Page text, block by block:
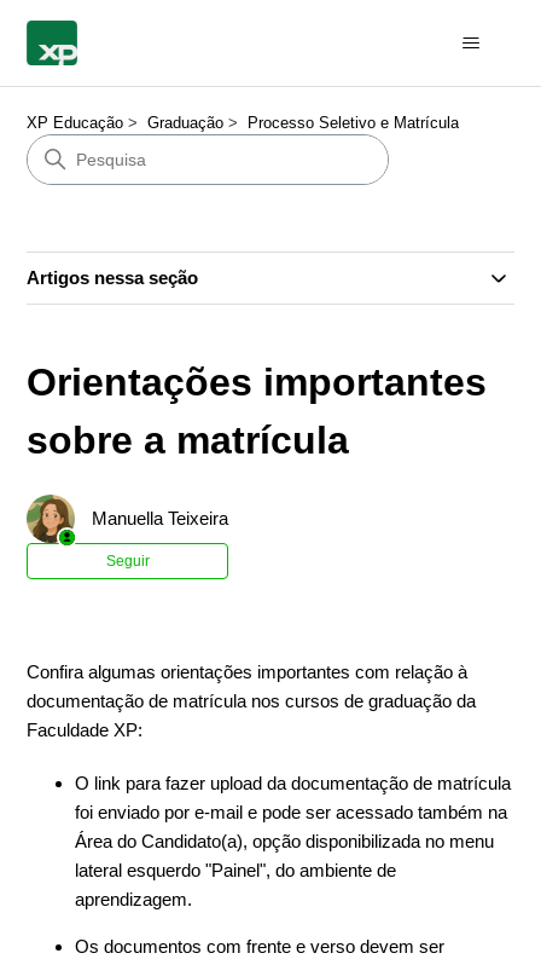
XP Educação Graduação Processo Seletivo e Matrícula
Artigos nessa seção
Orientações importantes
sobre a matrícula
Manuella Teixeira
Seguir
Confira algumas orientações importantes com relação à
documentação de matrícula nos cursos de graduação da
Faculdade XP:
O link para fazer upload da documentação de matrícula
foi enviado por e-mail e pode ser acessado também na
Área do Candidato(a), opção disponibilizada no menu
lateral esquerdo "Painel", do ambiente de
aprendizagem.
Os documentos com frente e verso devem ser